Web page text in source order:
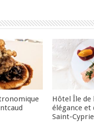
Hôtel Île de
élégance et
Saint-